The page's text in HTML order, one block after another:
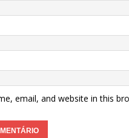
email, and website in this